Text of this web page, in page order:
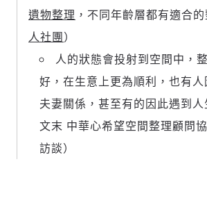
遺物整理 ，不同年齡層都有適合
人社團）
人的狀態會投射到空間中，
好，在生意上更為順利，也有人
夫妻關係，甚至有的因此遇到
文末 中華心希望空間整理顧問
訪談）